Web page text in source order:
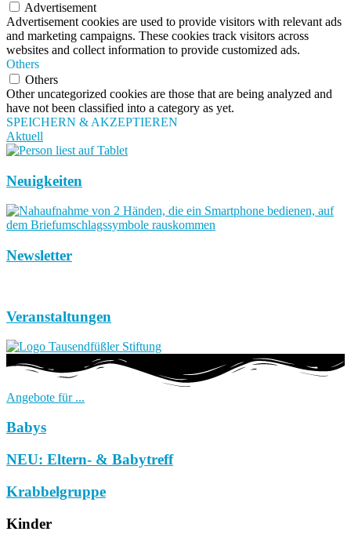
Advertisement
Advertisement cookies are used to provide visitors with relevant ads
and marketing campaigns. These cookies track visitors across
websites and collect information to provide customized ads.
Others
Others
Other uncategorized cookies are those that are being analyzed and
have not been classified into a category as yet.
SPEICHERN & AKZEPTIEREN
Aktuell
Neuigkeiten
Newsletter
Veranstaltungen
Angebote für ...
Babys
NEU: Eltern- & Babytreff
Krabbelgruppe
Kinder